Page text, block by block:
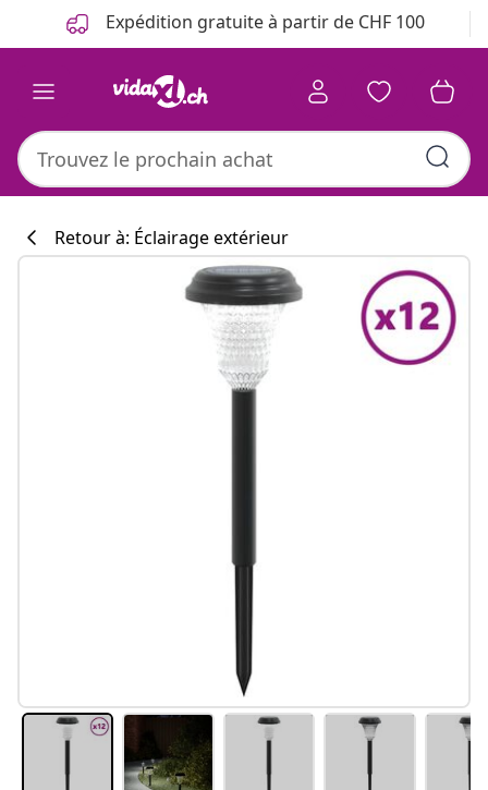
Précédent Expédition gratuite à partir de CHF 100
Retour à: Éclairage extérieur